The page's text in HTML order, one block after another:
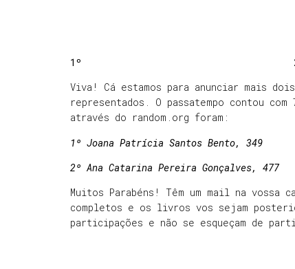
1º
Viva! Cá estamos para anunciar mais
representados. O passatempo contou
através do random.org foram:
1º Joana Patrícia Santos Bento, 349
2º Ana Catarina Pereira Gonçalves, 477
Muitos Parabéns! Têm um mail na vossa
completos e os livros vos sejam
participações e não se esqueçam de